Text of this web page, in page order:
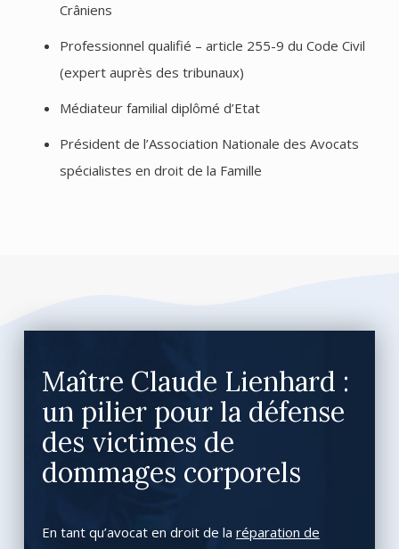
Crâniens
Professionnel qualifié – article 255-9 du Code Civil
(expert auprès des tribunaux)
Médiateur familial diplômé d’Etat
Président de l’Association Nationale des Avocats
spécialistes en droit de la Famille
Maître Claude Lienhard :
un pilier pour la défense
des victimes de
dommages corporels
En tant qu’avocat en droit de la réparation de